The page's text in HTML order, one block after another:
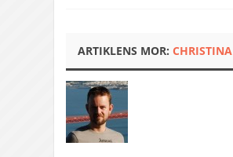
ARTIKLENS MOR: CHRISTINA